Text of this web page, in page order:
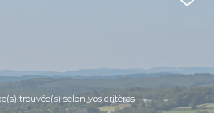
trouvée(s) selon vos critères